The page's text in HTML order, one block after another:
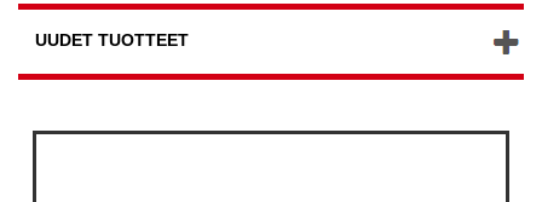
UUDET TUOTTEET